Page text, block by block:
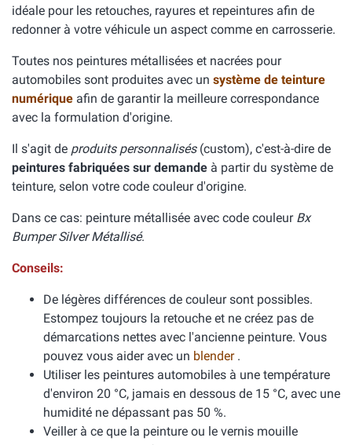
idéale pour les retouches, rayures et repeintures afin de
redonner à votre véhicule un aspect comme en carrosserie.
Toutes nos peintures métallisées et nacrées pour
automobiles sont produites avec un système de teinture
numérique afin de garantir la meilleure correspondance
avec la formulation d'origine.
Il s'agit de produits personnalisés(custom), c'est-à-dire de
peintures fabriquées sur demande à partir du système de
teinture, selon votre code couleur d'origine.
Dans ce cas: peinture métallisée avec code couleur Bx
Bumper Silver Métallisé.
Conseils:
De légères différences de couleur sont possibles.
Estompez toujours la retouche et ne créez pas de
démarcations nettes avec l'ancienne peinture. Vous
pouvez vous aider avec un blender .
Utiliser les peintures automobiles à une température
d'environ 20 °C, jamais en dessous de 15 °C, avec une
humidité ne dépassant pas 50 %.
Veiller à ce que la peinture ou le vernis mouille